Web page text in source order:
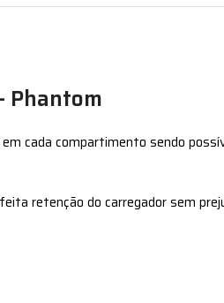
Phantom
cada compartimento sendo
retenção do carregador sem